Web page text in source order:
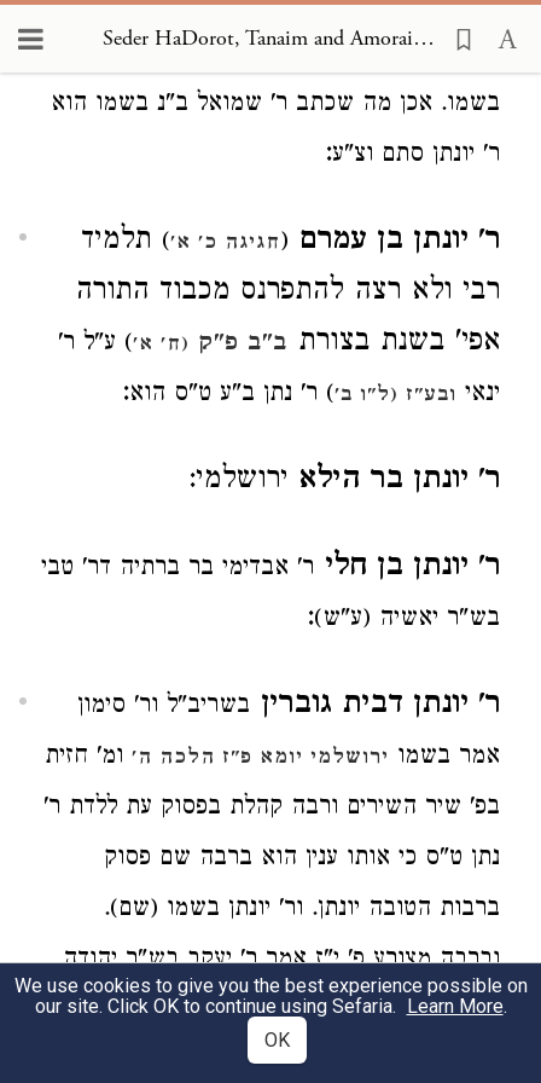
Seder HaDorot, Tanaim and Amoraim 1884
לקוניא (וע"ש) ואחד הוא. ור' שמואל בר נחמני
בשמו. אכן מה שכתב ר' שמואל ב"נ בשמו הוא
ר' יונתן סתם וצ"ע:
ר' יונתן בן עמרם (חגיגה כ' א') תלמיד
רבי ולא רצה להתפרנס מכבוד התורה
אפי' בשנת בצורת ב"ב פ"ק (ח' א') ע"ל ר'
ינאי ובע"ז (ל"ו ב') ר' נתן ב"ע ט"ס הוא:
ר' יונתן בר הילא ירושלמי:
ר' יונתן בן חלי ר' אבדימי בר ברתיה דר' טבי
בש"ר יאשיה (ע"ש):
ר' יונתן דבית גוברין בשריב"ל ור' סימון
אמר בשמו ירושלמי יומא פ"ז הלכה ה' ומ' חזית
בפ' שיר השירים ורבה קהלת בפסוק עת ללדת ר'
נתן ט"ס כי אותו ענין הוא ברבה שם פסוק
ברבות הטובה יונתן. ור' יונתן בשמו (שם).
וברבה מצורע פ' י"ז אמר ר' יעקב בש"ר יהודה
בש"ר נתן דבית גוברין:
We use cookies to give you the best experience possible on
our site. Click OK to continue using Sefaria. Learn More.
OK